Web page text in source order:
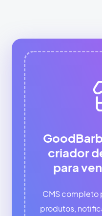
criador
para
CMS completo
produtos,